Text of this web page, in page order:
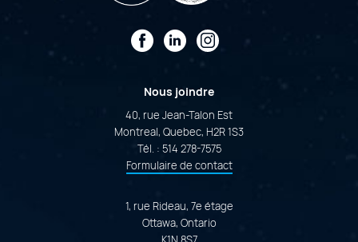
FacebookLinkedIn
Instagram
Nous joindre
40, rue Jean-Talon Est
Montreal, Quebec, H2R 1S3
Tél. : 514 278-7575
Formulaire de contact
1, rue Rideau, 7e étage
Ottawa, Ontario